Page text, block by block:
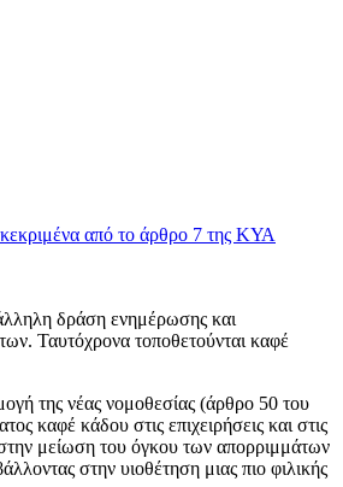
από το άρθρο 7 της ΚΥΑ
δράση ενημέρωσης και
Ταυτόχρονα τοποθετούνται καφέ
της νέας νομοθεσίας (άρθρο 50 του
κάδου στις επιχειρήσεις και στις
μείωση του όγκου των απορριμμάτων
στην υιοθέτηση μιας πιο φιλικής